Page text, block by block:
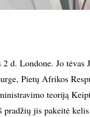
d. Londone. Jo tėvas
Pietų Afrikos
teoriją
jis pakeitė